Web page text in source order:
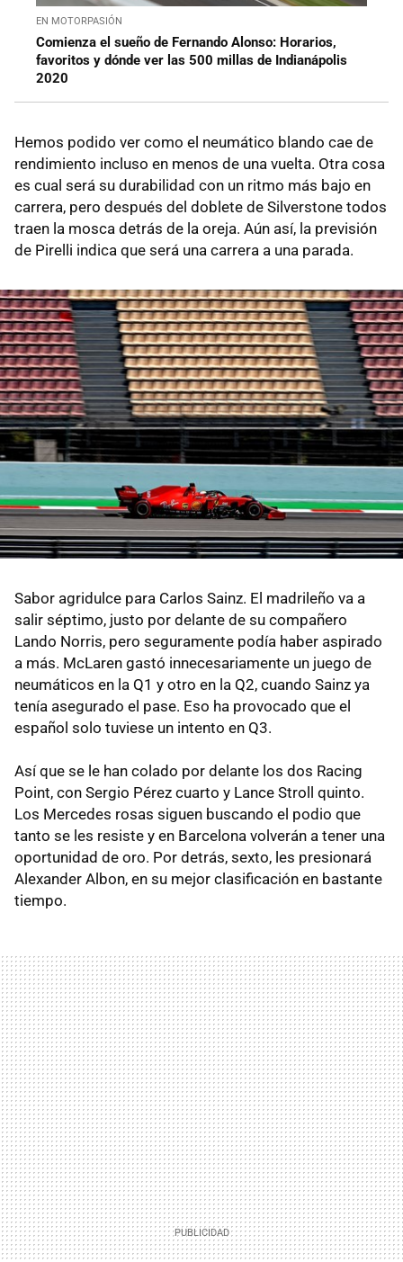
EN MOTORPASIÓN
Comienza el sueño de Fernando Alonso: Horarios,
favoritos y dónde ver las 500 millas de Indianápolis
2020
Hemos podido ver como el neumático blando cae de
rendimiento incluso en menos de una vuelta. Otra cosa
es cual será su durabilidad con un ritmo más bajo en
carrera, pero después del doblete de Silverstone todos
traen la mosca detrás de la oreja. Aún así, la previsión
de Pirelli indica que será una carrera a una parada.
Sabor agridulce para Carlos Sainz. El madrileño va a
salir séptimo, justo por delante de su compañero
Lando Norris, pero seguramente podía haber aspirado
a más. McLaren gastó innecesariamente un juego de
neumáticos en la Q1 y otro en la Q2, cuando Sainz ya
tenía asegurado el pase. Eso ha provocado que el
español solo tuviese un intento en Q3.
Así que se le han colado por delante los dos Racing
Point, con Sergio Pérez cuarto y Lance Stroll quinto.
Los Mercedes rosas siguen buscando el podio que
tanto se les resiste y en Barcelona volverán a tener una
oportunidad de oro. Por detrás, sexto, les presionará
Alexander Albon, en su mejor clasificación en bastante
tiempo.